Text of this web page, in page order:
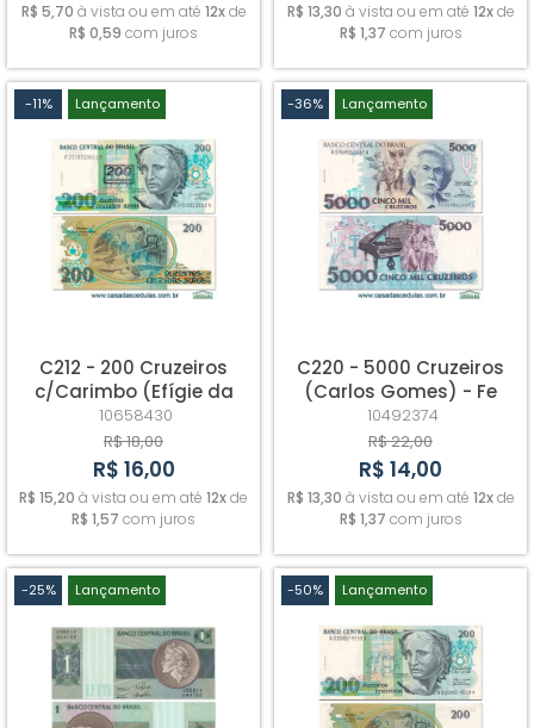
R$ 5,70 à vista ou em até 12xde
R$ 0,59 com juros
R$ 13,30 à vista ou em até 12xde
R$ 1,37 com juros
-11% Lançamento
C212 - 200 Cruzeiros
c/Carimbo (Efígie da
República) - Fe
10658430
R$ 18,00
R$ 16,00
R$ 15,20 à vista ou em até 12xde
R$ 1,57 com juros
-36% Lançamento
C220 - 5000 Cruzeiros
(Carlos Gomes) - Fe
10492374
R$ 22,00
R$ 14,00
R$ 13,30 à vista ou em até 12xde
R$ 1,37 com juros
-25% Lançamento -50% Lançamento